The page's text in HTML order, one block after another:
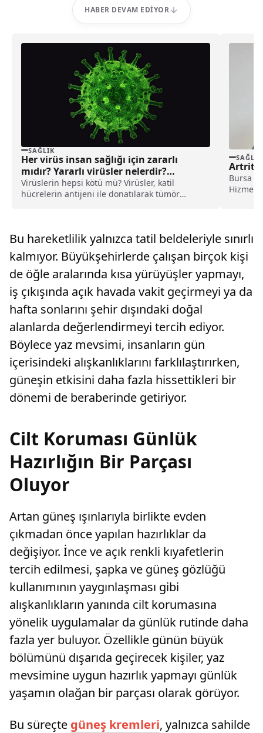
HABER DEVAM EDIYOR
SAĞLIK
Her virüs insan sağlığı için zararlı
mıdır? Yararlı virüsler nelerdir?
Virüs çeşitleri
Virüslerin hepsi kötü mü? Virüsler, katil
hücrelerin antijeni ile donatılarak tümör
SAĞLIK
Artrite
Bursa İl
Bu hareketlilik yalnızca tatil beldeleriyle sınırlı
kalmıyor. Büyükşehirlerde çalışan birçok kişi
de öğle aralarında kısa yürüyüşler yapmayı,
iş çıkışında açık havada vakit geçirmeyi ya da
hafta sonlarını şehir dışındaki doğal
alanlarda değerlendirmeyi tercih ediyor.
Böylece yaz mevsimi, insanların gün
içerisindeki alışkanlıklarını farklılaştırırken,
güneşin etkisini daha fazla hissettikleri bir
dönemi de beraberinde getiriyor.
Cilt Koruması Günlük
Hazırlığın Bir Parçası
Oluyor
Artan güneş ışınlarıyla birlikte evden
çıkmadan önce yapılan hazırlıklar da
değişiyor. İnce ve açık renkli kıyafetlerin
tercih edilmesi, şapka ve güneş gözlüğü
kullanımının yaygınlaşması gibi
alışkanlıkların yanında cilt korumasına
yönelik uygulamalar da günlük rutinde daha
fazla yer buluyor. Özellikle günün büyük
bölümünü dışarıda geçirecek kişiler, yaz
mevsimine uygun hazırlık yapmayı günlük
yaşamın olağan bir parçası olarak görüyor.
Bu süreçte güneş kremleri, yalnızca sahilde